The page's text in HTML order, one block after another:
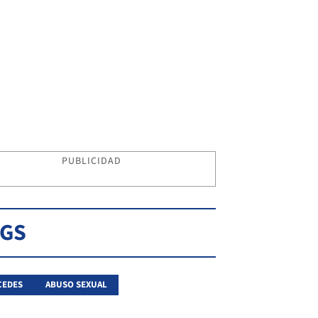
PUBLICIDAD
ABUSO SEXUAL